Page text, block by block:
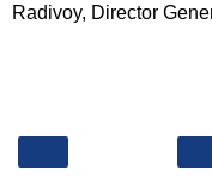
Radivoy, Director